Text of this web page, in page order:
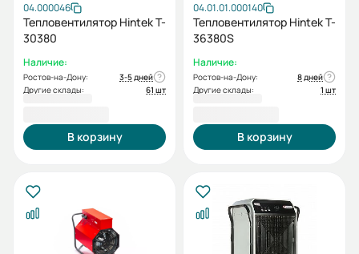
04.000046
Тепловентилятор Hintek T-
30380
Наличие:
Ростов-на-Дону:
3-5 дней
Другие склады:
61 шт
В корзину
04.01.01.000140
Тепловентилятор Hintek T-
36380S
Наличие:
Ростов-на-Дону:
8 дней
Другие склады:
1 шт
В корзину